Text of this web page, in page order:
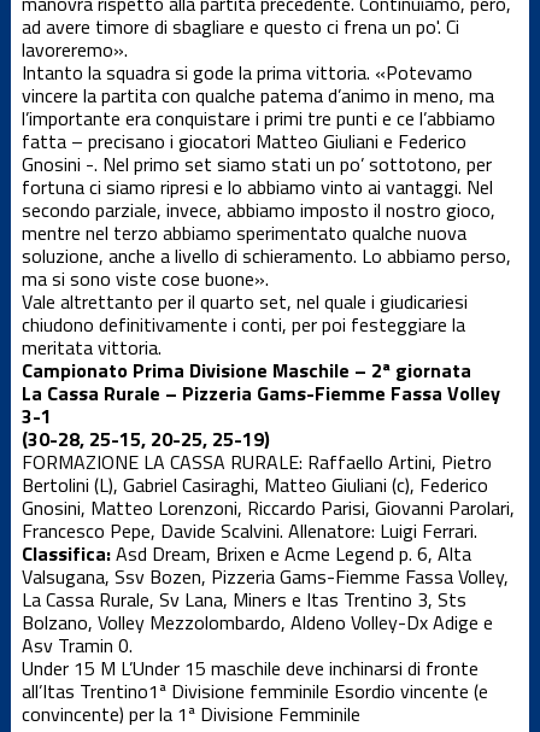
ad avere timore di sbagliare e questo ci frena un po'. Ci
lavoreremo».
Intanto la squadra si gode la prima vittoria. «Potevamo
vincere la partita con qualche patema d’animo in meno, ma
l’importante era conquistare i primi tre punti e ce l’abbiamo
fatta – precisano i giocatori Matteo Giuliani e Federico
Gnosini -. Nel primo set siamo stati un po’ sottotono, per
fortuna ci siamo ripresi e lo abbiamo vinto ai vantaggi. Nel
secondo parziale, invece, abbiamo imposto il nostro gioco,
mentre nel terzo abbiamo sperimentato qualche nuova
soluzione, anche a livello di schieramento. Lo abbiamo perso,
ma si sono viste cose buone».
Vale altrettanto per il quarto set, nel quale i giudicariesi
chiudono definitivamente i conti, per poi festeggiare la
meritata vittoria.
Campionato Prima Divisione Maschile – 2ª giornata
La Cassa Rurale – Pizzeria Gams-Fiemme Fassa Volley
3-1
(30-28, 25-15, 20-25, 25-19)
FORMAZIONE LA CASSA RURALE: Raffaello Artini, Pietro
Bertolini (L), Gabriel Casiraghi, Matteo Giuliani (c), Federico
Gnosini, Matteo Lorenzoni, Riccardo Parisi, Giovanni Parolari,
Francesco Pepe, Davide Scalvini. Allenatore: Luigi Ferrari.
Classifica:Asd Dream, Brixen e Acme Legend p. 6, Alta
Valsugana, Ssv Bozen, Pizzeria Gams-Fiemme Fassa Volley,
La Cassa Rurale, Sv Lana, Miners e Itas Trentino 3, Sts
Bolzano, Volley Mezzolombardo, Aldeno Volley-Dx Adige e
Asv Tramin 0.
Under 15 M L’Under 15 maschile deve inchinarsi di fronte
all’Itas Trentino1ª Divisione femminile Esordio vincente (e
convincente) per la 1ª Divisione Femminile
Serie C
maschile
Serie D
femminile
Serie D
maschile
Settore
giovanile
Under 12 F
Under 12
Femminile
Under 12 M
Under 13 F
Under 13 M